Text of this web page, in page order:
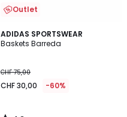
Outlet
ADIDAS SPORTSWEAR
Baskets Barreda
CHF 75,00
CHF 30,00 -60%
4,8
/ 5